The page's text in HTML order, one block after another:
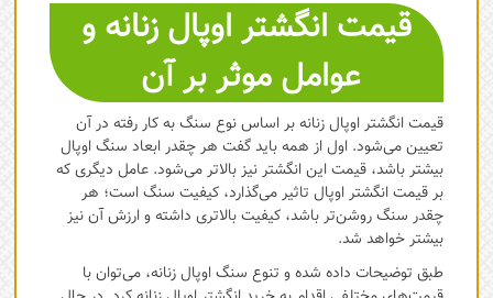
قیمت انگشتر اوپال زنانه و
عوامل موثر بر آن
قیمت انگشتر اوپال زنانه بر اساس نوع سنگ به کار رفته در آن
تعیین می‌شود. اول از همه باید گفت هر چقدر ابعاد سنگ اوپال
بیشتر باشد، قیمت این انگشتر نیز بالاتر می‌شود. عامل دیگری که
بر قیمت انگشتر اوپال تاثیر می‌گذارد، کیفیت سنگ است؛ هر
چقدر سنگ روشن‌تر باشد، کیفیت بالاتری داشته و ارزش آن نیز
بیشتر خواهد شد.
طبق توضیحات داده شده و تنوع سنگ اوپال زنانه، می‌توان با